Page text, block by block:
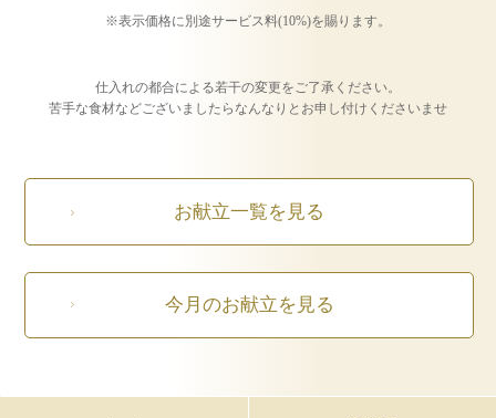
※表示価格に別途サービス料(10%)を賜ります。
仕入れの都合による若干の変更をご了承ください。
苦手な食材などございましたらなんなりとお申し付けくださいませ
お献立一覧を見る
今月のお献立を見る